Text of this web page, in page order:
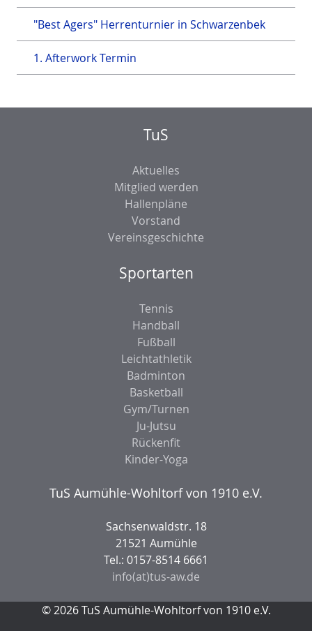
"Best Agers" Herrenturnier in Schwarzenbek
1. Afterwork Termin
TuS
Aktuelles
Mitglied werden
Hallenpläne
Vorstand
Vereinsgeschichte
Sportarten
Tennis
Handball
Fußball
Leichtathletik
Badminton
Basketball
Gym/Turnen
Ju-Jutsu
Rückenfit
Kinder-Yoga
TuS Aumühle-Wohltorf von 1910 e.V.
Sachsenwaldstr. 18
21521 Aumühle
Tel.: 0157-8514 6661
info(at)tus-aw.de
© 2026 TuS Aumühle-Wohltorf von 1910 e.V.